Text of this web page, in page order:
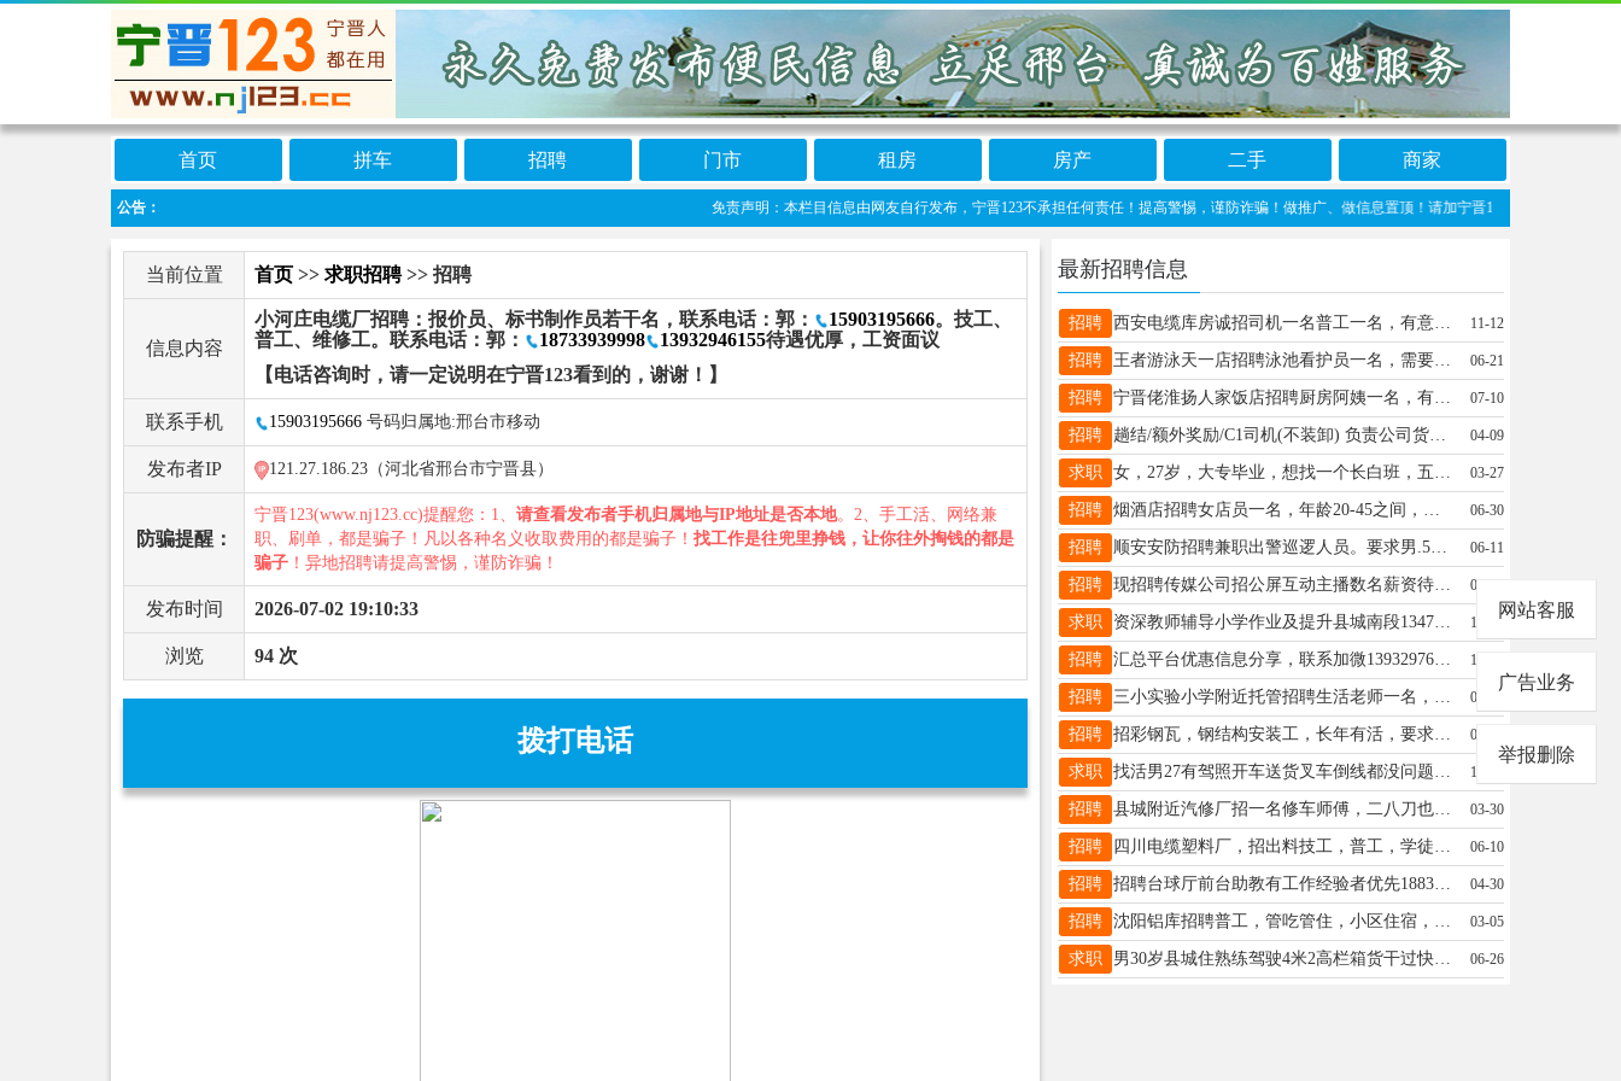
首页 拼车 招聘 门市 租房 房产 二手 商家
公告： 免责声明：本栏目信息由网友自行发布，宁晋123不承担任何责任！提高警惕，谨防诈骗！做推广、做信息置顶！请加宁晋123客服微信：ningjin009
当前位置 首页 >> 求职招聘>> 招聘
信息内容
小河庄电缆厂招聘：报价员、标书制作员若干名，联系电话：郭： 15903195666。技工、
普工、维修工。联系电话：郭：
18733939998 13932946155待遇优厚，工资面议
【电话咨询时，请一定说明在宁晋123看到的，谢谢！】
联系手机 15903195666 号码归属地:邢台市移动
发布者IP 121.27.186.23（河北省邢台市宁晋县）
防骗提醒：
宁晋123(www.nj123.cc)提醒您：1、 请查看发布者手机归属地与IP地址是否本地。2、手工活、网络兼
职、刷单，都是骗子！凡以各种名义收取费用的都是骗子！ 找工作是往兜里挣钱，让你往外掏钱的都是
骗子 ！异地招聘请提高警惕，谨防诈骗！
发布时间 2026-07-02 19:10:33
浏览 94 次
拨打电话
最新招聘信息
招聘 西安电缆库房诚招司机一名普工一名，有意联系13131926709 11-12
招聘 王者游泳天一店招聘泳池看护员一名，需要会游泳，有责任心，长期短期都行有证优先录取年龄18-50岁，薪资面议联系电话13073195442 06-21
招聘 宁晋佬淮扬人家饭店招聘厨房阿姨一名，有工作经验者优先招联系电话18014058708 07-10
招聘 趟结/额外奖励/C1司机(不装卸) 负责公司货物运输，无需装车卸车，工资按单结算，月保障7000－8000，上不封顶，C本及以上驾照即可，年龄22－55岁 电话：19262201187（同微） 04-09
求职 女，27岁，大专毕业，想找一个长白班，五点到五点半下班最好之前干过代课老师和托管（电话销售保险勿扰）联系19331950730 03-27
招聘 烟酒店招聘女店员一名，年龄20-45之间，有烟酒销售经验优先，月公休3天，薪资待遇面议，联系电话：18733982865 06-30
招聘 顺安安防招聘兼职出警巡逻人员。要求男.50岁以下.开车熟练，责任心强，晚7点至早7点（两个人值班），上一天休一天，一个班75元。电话18132190110 06-11
招聘 现招聘传媒公司招公屏互动主播数名薪资待遇优厚4000至1万＋公司氛围好有宿舍有地暖要求女生18到35岁有意者联系 18833452917 02-02
求职 资深教师辅导小学作业及提升县城南段13473063505 10-11
招聘 汇总平台优惠信息分享，联系加微13932976361 11-04
招聘 三小实验小学附近托管招聘生活老师一名，要求有责任心，会开车，☎️19912055797 05-26
招聘 招彩钢瓦，钢结构安装工，长年有活，要求能上高，工资200-280，电话15933198879非诚勿扰 05-24
求职 找活男27有驾照开车送货叉车倒线都没问题，随时能走，缺人的联系17692988212 10-21
招聘 县城附近汽修厂招一名修车师傅，二八刀也可以，工资面谈电话15075909392 03-30
招聘 四川电缆塑料厂，招出料技工，普工，学徒各一名，冬暖夏凉，吃住条件好，待遇高，15588886699 06-10
招聘 招聘台球厅前台助教有工作经验者优先18832967267 04-30
招聘 沈阳铝库招聘普工，管吃管住，小区住宿，要求有工作经验！联系电话13898832879 03-05
求职 男30岁县城住熟练驾驶4米2高栏箱货干过快递物流找个长期稳定的工作不怕吃苦认真负责电话15830726166微信同号 06-26
网站客服
广告业务
举报删除